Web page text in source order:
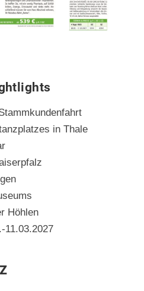
in Thale
Höhlen
11.03.2027